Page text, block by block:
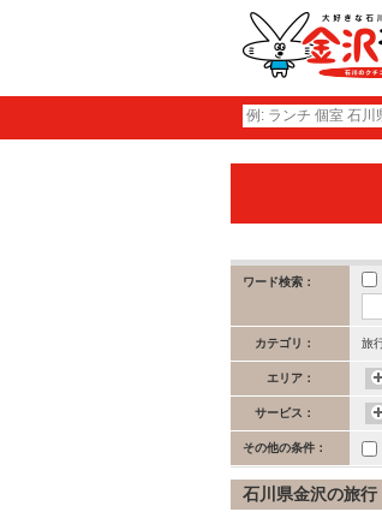
ワード検索：
カテゴリ： 旅
エリア：
サービス：
その他の条件：
石川県金沢の旅